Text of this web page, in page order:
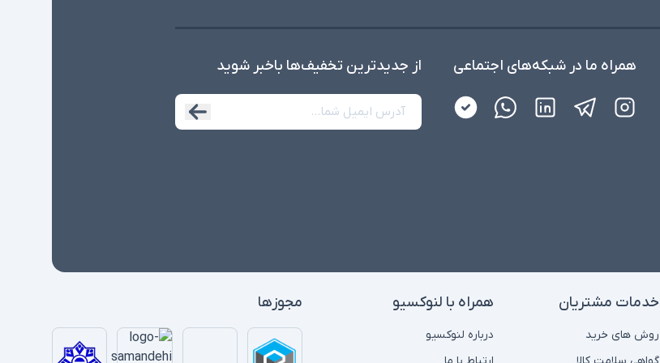
همراه ما در شبکه‌های اجتماعی از جدید‌ترین تخفیف‌ها با‌خبر شوید
خدمات مشتریان
روش های خرید
همراه با لنوکسیو
درباره لنوکسیو
مجوزها